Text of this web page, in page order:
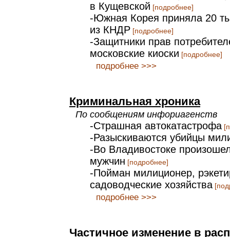
в Кущевской [подробнее]
-Южная Корея приняла 20
из КНДР [подробнее]
-Защитники прав
московские киоски [подробнее]
подробнее >>>
Криминальная хроника
По сообщениям инфориагенств
-Страшная автокатастрофа
-Разыскиваются убийцы
-Во Владивостоке
мужчин [подробнее]
-Пойман милиционер,
садоводческие хозяйства
подробнее >>>
Частичное изменение в